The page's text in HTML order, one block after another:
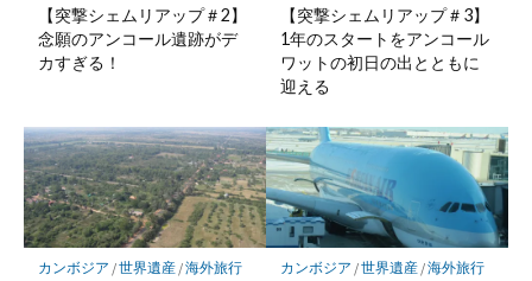
【突撃シェムリアップ＃2】
念願のアンコール遺跡がデ
カすぎる！
【突撃シェムリアップ＃3】
1年のスタートをアンコール
ワットの初日の出とともに
迎える
カンボジア /世界遺産/海外旅行 カンボジア /世界遺産/海外旅行